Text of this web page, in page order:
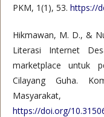
PKM, 1(1), 53. https://
Hikmawan, M. D., &
Literasi Internet
marketplace untuk
Cilayang Guha.
https://doi.org/